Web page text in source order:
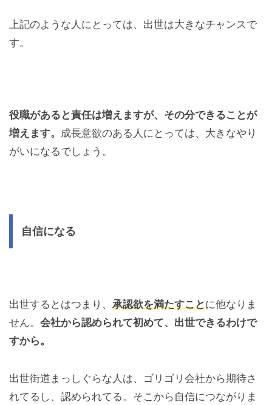
上記のような人にとっては、出世は大きなチャンスで
す。
役職があると責任は増えますが、その分できることが
増えます。 成長意欲のある人にとっては、大きなやり
がいになるでしょう。
自信になる
出世するとはつまり、 承認欲を満たすことに他なりま
せん。 会社から認められて初めて、出世できるわけで
すから。
出世街道まっしぐらな人は、ゴリゴリ会社から期待さ
れてるし、認められてる。そこから自信につながりま